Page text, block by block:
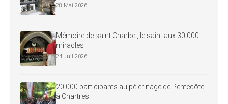
28 Mai 2026
Mémoire de saint Charbel, le saint aux 30 000
miracles
24 Juil 2026
20 000 participants au pèlerinage de Pentecôte
à Chartres